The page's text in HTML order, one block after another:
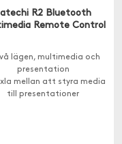
R2 Bluetooth
Remote Control
lägen, multimedia och
presentation
mellan att styra media
till presentationer